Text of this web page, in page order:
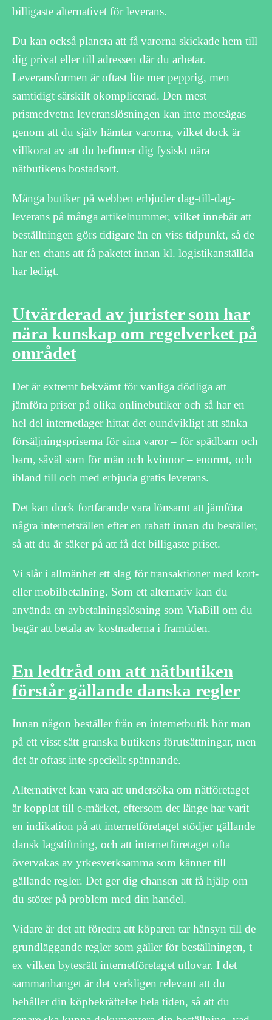
billigaste alternativet för leverans.
Du kan också planera att få varorna skickade hem till
dig privat eller till adressen där du arbetar.
Leveransformen är oftast lite mer pepprig, men
samtidigt särskilt okomplicerad. Den mest
prismedvetna leveranslösningen kan inte motsägas
genom att du själv hämtar varorna, vilket dock är
villkorat av att du befinner dig fysiskt nära
nätbutikens bostadsort.
Många butiker på webben erbjuder dag-till-dag-
leverans på många artikelnummer, vilket innebär att
beställningen görs tidigare än en viss tidpunkt, så de
har en chans att få paketet innan kl. logistikanställda
har ledigt.
Utvärderad av jurister som har
nära kunskap om regelverket på
området
Det är extremt bekvämt för vanliga dödliga att
jämföra priser på olika onlinebutiker och så har en
hel del internetlager hittat det oundvikligt att sänka
försäljningspriserna för sina varor – för spädbarn och
barn, såväl som för män och kvinnor – enormt, och
ibland till och med erbjuda gratis leverans.
Det kan dock fortfarande vara lönsamt att jämföra
några internetställen efter en rabatt innan du beställer,
så att du är säker på att få det billigaste priset.
Vi slår i allmänhet ett slag för transaktioner med kort-
eller mobilbetalning. Som ett alternativ kan du
använda en avbetalningslösning som ViaBill om du
begär att betala av kostnaderna i framtiden.
En ledtråd om att nätbutiken
förstår gällande danska regler
Innan någon beställer från en internetbutik bör man
på ett visst sätt granska butikens förutsättningar, men
det är oftast inte speciellt spännande.
Alternativet kan vara att undersöka om nätföretaget
är kopplat till e-märket, eftersom det länge har varit
en indikation på att internetföretaget stödjer gällande
dansk lagstiftning, och att internetföretaget ofta
övervakas av yrkesverksamma som känner till
gällande regler. Det ger dig chansen att få hjälp om
du stöter på problem med din handel.
Vidare är det att föredra att köparen tar hänsyn till de
grundläggande regler som gäller för beställningen, t
ex vilken bytesrätt internetföretaget utlovar. I det
sammanhanget är det verkligen relevant att du
behåller din köpbekräftelse hela tiden, så att du